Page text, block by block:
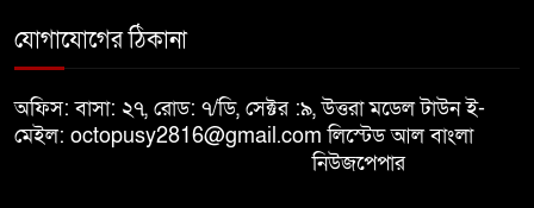
৯
বিজয় দিবসে দীঘিনালায় জামায়াতে
ইসলামীর বর্ণাঢ্য র‍্যালি
যোগাযোগের ঠিকানা
অফিস: বাসা: ২৭, রোড: ৭/ডি, সেক্টর :৯, উত্তরা মডেল টাউন ই-
মেইল: octopusy2816@gmail.comলিস্টেড আল বাংলা
নিউজপেপার